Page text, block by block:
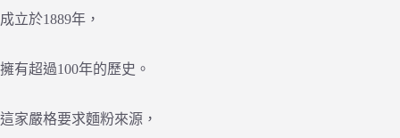
成立於1889年，
擁有超過100年的歷史。
這家嚴格要求麵粉來源，